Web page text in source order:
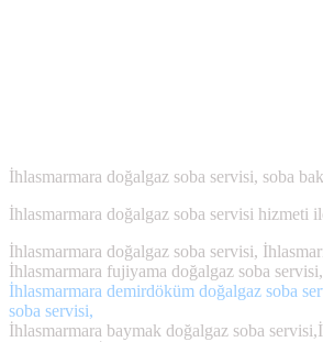
İhlasmarmara doğalgaz soba servisi, soba
İhlasmarmara doğalgaz soba servisi hizmeti
İhlasmarmara doğalgaz soba servisi,
İhlasmarmara fujiyama doğalgaz soba servisi,
İhlasmarmara demirdöküm doğalgaz soba
soba servisi,
İhlasmarmara baymak doğalgaz soba